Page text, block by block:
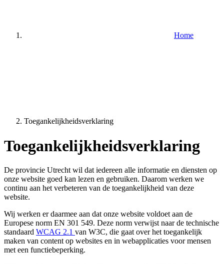
Home
Toegankelijkheidsverklaring
Toegankelijkheidsverklaring
De provincie Utrecht wil dat iedereen alle informatie en diensten op
onze website goed kan lezen en gebruiken. Daarom werken we
continu aan het verbeteren van de toegankelijkheid van deze
website.
Wij werken er daarmee aan dat onze website voldoet aan de
Europese norm EN 301 549. Deze norm verwijst naar de technische
standaard WCAG 2.1 van W3C, die gaat over het toegankelijk
maken van content op websites en in webapplicaties voor mensen
met een functiebeperking.